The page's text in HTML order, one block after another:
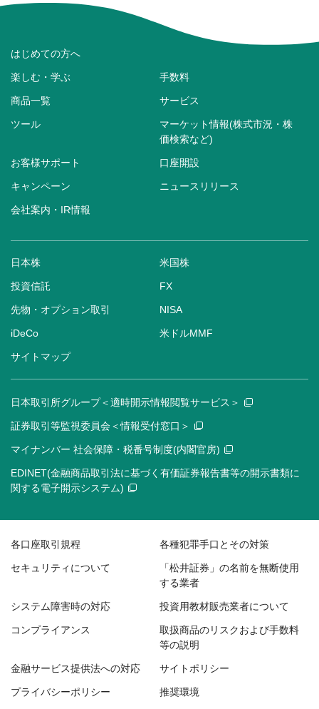
はじめての方へ
楽しむ・学ぶ 手数料
商品一覧 サービス
ツール
マーケット情報(株式市況・株
価検索など)
お客様サポート 口座開設
キャンペーン ニュースリリース
会社案内・IR情報
日本株 米国株
投資信託 FX
先物・オプション取引 NISA
iDeCo 米ドルMMF
サイトマップ
日本取引所グループ＜適時開示情報閲覧サービス＞
証券取引等監視委員会＜情報受付窓口＞
マイナンバー 社会保障・税番号制度(内閣官房)
EDINET(金融商品取引法に基づく有価証券報告書等の開示書類に
関する電子開示システム)
各口座取引規程 各種犯罪手口とその対策
セキュリティについて
「松井証券」の名前を無断使用
する業者
システム障害時の対応 投資用教材販売業者について
コンプライアンス
取扱商品のリスクおよび手数料
等の説明
金融サービス提供法への対応 サイトポリシー
プライバシーポリシー 推奨環境